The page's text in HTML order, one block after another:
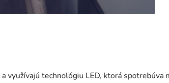
technológiu LED, ktorá spotrebúva